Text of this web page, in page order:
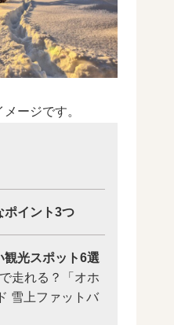
ージです。
ポイント3つ
観光スポット6選
走れる？「オホ
雪上ファットバ